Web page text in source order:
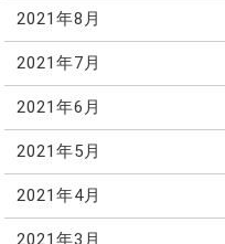
2021年8月
2021年7月
2021年6月
2021年5月
2021年4月
2021年3月